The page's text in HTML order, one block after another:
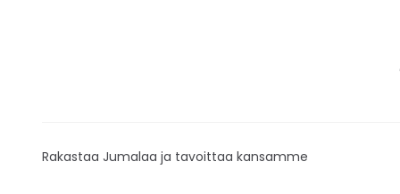
Rakastaa Jumalaa ja tavoittaa kansamme